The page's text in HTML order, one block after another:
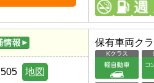
地図
保有車両ク